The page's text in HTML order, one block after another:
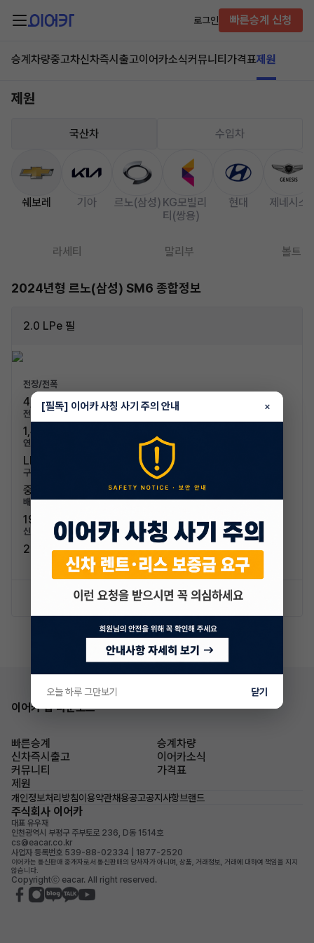
로그인 빠른승계 신청
승계차량중고차신차즉시출고이어카소식커뮤니티 가격표제원
제원
국산차 수입차
쉐보레 기아 르노(삼성) KG모빌리
티(쌍용)
현대 제네시스
라세티 말리부 볼트
2024년형 르노(삼성) SM6 종합정보
2.0 LPe 필
전장/전폭
4,855mm / 1,870mm
전고/축고
1,460mm / 2,810mm
연료/연비
LPG / 9.5km/L (4등급)
구분/좌석
중형차 / 5인승
배기량
1998cc
신차가격
29,400,000원
신차 문의하기 승계 리스트
이어카 앱 다운로드
빠른승계
승계차량
신차즉시출고
이어카소식
커뮤니티
가격표
제원
개인정보처리방침이용약관채용공고공지사항브랜드
주식회사 이어카
대표 유우재
인천광역시 부평구 주부토로 236, D동 1514호
cs@eacar.co.kr
사업자 등록번호 539-88-02334 | 1877-2520
이어카는 통신판매 중개자로서 통신판매의 당사자가 아니며, 상품, 거래정보, 거래에 대하여 책임을 지지
않습니다.
Copyrightⓒ eacar. All right reserved.
[필독] 이어카 사칭 사기 주의 안내 ×
오늘 하루 그만보기 닫기